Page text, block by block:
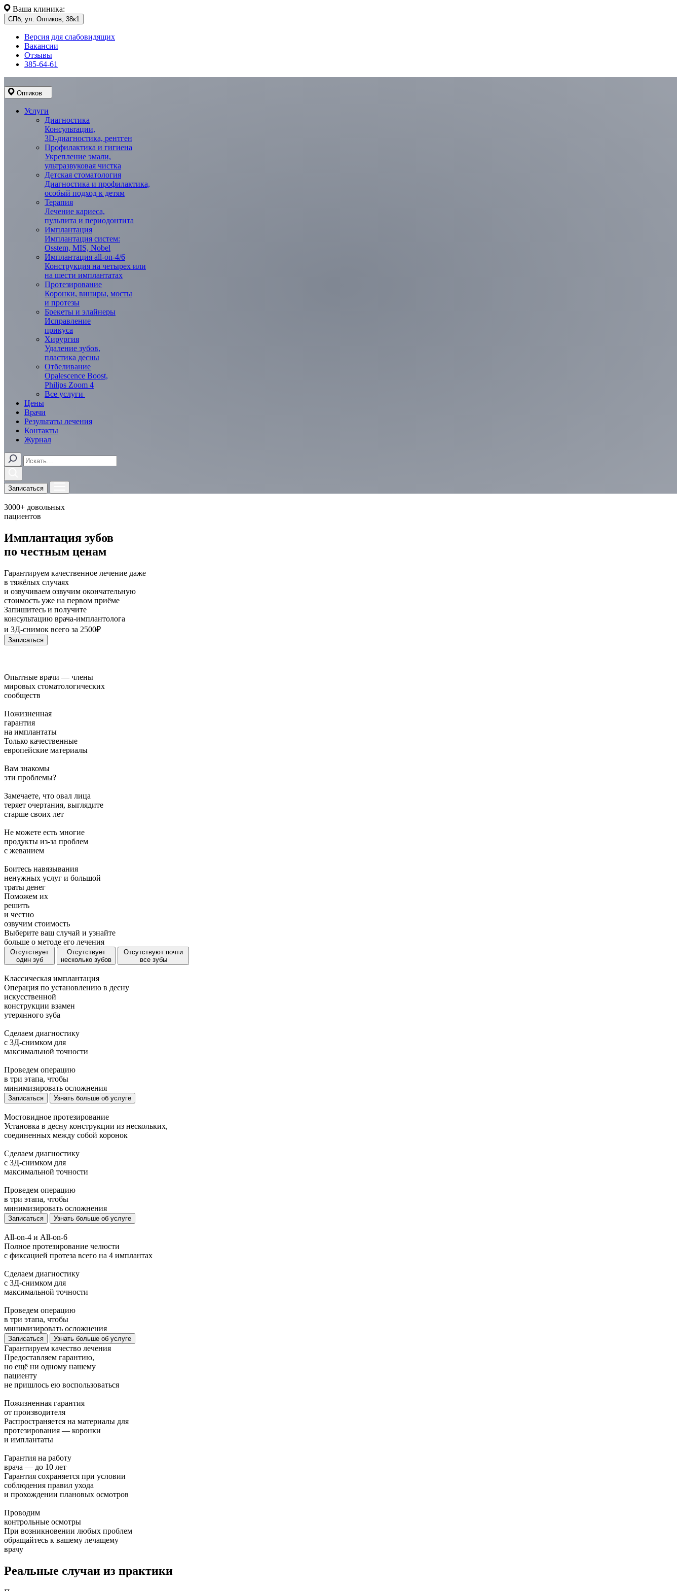
Ваша клиника:
СПб, ул. Оптиков, 38к1
Версия для слабовидящих
Вакансии
Отзывы
385-64-61
Оптиков
Услуги
Диагностика
Консультации,
3D-диагностика, рентген
Профилактика и гигиена
Укрепление эмали,
ультразвуковая чистка
Детская стоматология
Диагностика и профилактика,
особый подход к детям
Терапия
Лечение кариеса,
пульпита и периодонтита
Имплантация
Имплантация систем:
Osstem, MIS, Nobel
Имплантация all-on-4/6
Конструкция на четырех или
на шести имплантатах
Протезирование
Коронки, виниры, мосты
и протезы
Брекеты и элaйнеры
Исправление
прикуса
Хирургия
Удаление зубов,
пластика десны
Отбеливание
Opalescence Boost,
Philips Zoom 4
Все услуги
Цены
Врачи
Результаты лечения
Контакты
Журнал
Записаться
3000+ довольных
пациентов
Имплантация зубов
по честным ценам
Гарантируем качественное лечение даже
в тяжёлых случаях
и озвучиваем озвучим окончательную
стоимость уже на первом приёме
Запишитесь и получите
консультацию врача-имплантолога
и 3Д-снимок всего за 2500₽
Записаться
Опытные врачи — члены
мировых стоматологических
сообществ
Пожизненная
гарантия
на имплантаты
Только качественные
европейские материалы
Вам знакомы
эти проблемы?
Замечаете, что овал лица
теряет очертания, выглядите
старше своих лет
Не можете есть многие
продукты из-за проблем
с жеванием
Боитесь навязывания
ненужных услуг и большой
траты денег
Поможем их
решить
и честно
озвучим стоимость
Выберите ваш случай и узнайте
больше о методе его лечения
Отсутствует
один зуб
Отсутствует
несколько зубов
Отсутствуют почти
все зубы
Классическая имплантация
Операция по установлению в десну
искусственной
конструкции взамен
утерянного зуба
Сделаем диагностику
с 3Д-снимком для
максимальной точности
Проведем операцию
в три этапа, чтобы
минимизировать осложнения
Записаться Узнать больше об услуге
Мостовидное протезирование
Установка в десну конструкции из нескольких,
соединенных между собой коронок
Сделаем диагностику
с 3Д-снимком для
максимальной точности
Проведем операцию
в три этапа, чтобы
минимизировать осложнения
Записаться Узнать больше об услуге
All-on-4 и All-on-6
Полное протезирование челюсти
с фиксацией протеза всего на 4 имплантах
Сделаем диагностику
с 3Д-снимком для
максимальной точности
Проведем операцию
в три этапа, чтобы
минимизировать осложнения
Записаться Узнать больше об услуге
Гарантируем качество лечения
Предоставляем гарантию,
но ещё ни одному нашему
пациенту
не пришлось ею воспользоваться
Пожизненная гарантия
от производителя
Распространяется на материалы для
протезирования — коронки
и имплантаты
Гарантия на работу
врача — до 10 лет
Гарантия сохраняется при условии
соблюдения правил ухода
и прохождении плановых осмотров
Проводим
контрольные осмотры
При возникновении любых проблем
обращайтесь к вашему лечащему
врачу
Реальные случаи из практики